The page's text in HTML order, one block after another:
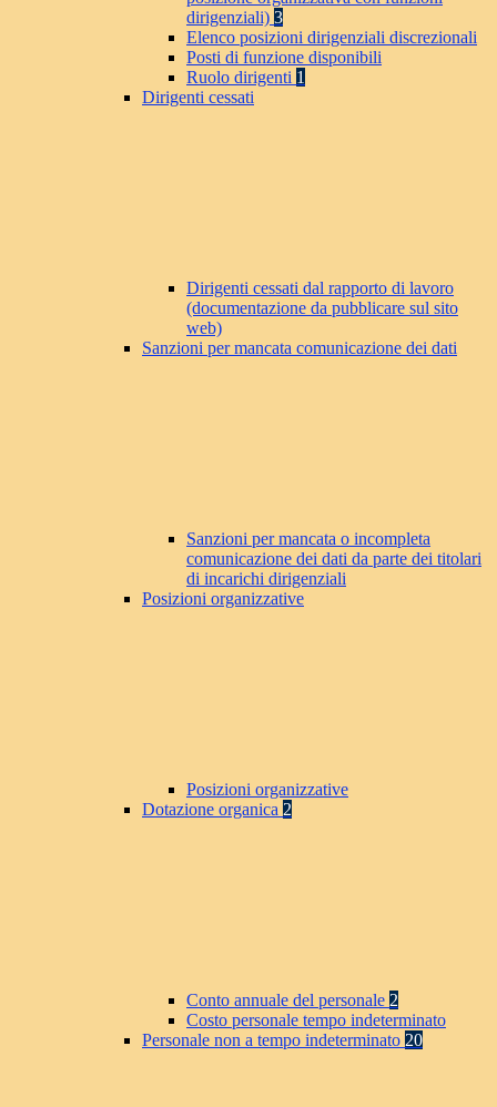
dirigenziali) 3
Elenco posizioni dirigenziali discrezionali
Posti di funzione disponibili
Ruolo dirigenti 1
Dirigenti cessati
Dirigenti cessati dal rapporto di lavoro
(documentazione da pubblicare sul sito
web)
Sanzioni per mancata comunicazione dei dati
Sanzioni per mancata o incompleta
comunicazione dei dati da parte dei titolari
di incarichi dirigenziali
Posizioni organizzative
Posizioni organizzative
Dotazione organica 2
Conto annuale del personale 2
Costo personale tempo indeterminato
Personale non a tempo indeterminato 20